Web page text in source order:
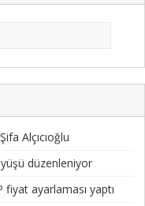
Alçıcıoğlu
düzenleniyor
ayarlaması yaptı